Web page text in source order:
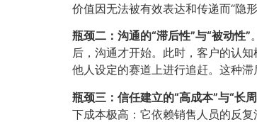
价值因无法被有效表达和传递而“隐
瓶颈二：沟通的“滞后性”与“被动性”​
后，沟通才开始。此时，客户的认
他人设定的赛道上进行追赶。这种
瓶颈三：信任建立的“高成本”与“长
下成本极高：它依赖销售人员的反